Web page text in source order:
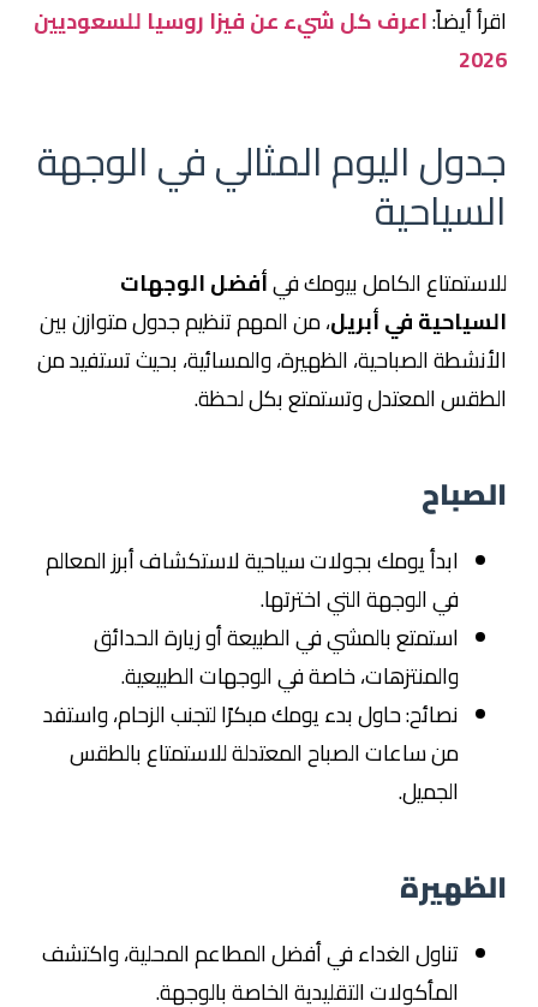
اقرأ أيضاً:اعرف كل شيء عن فيزا روسيا للسعوديين
2026
جدول اليوم المثالي في الوجهة
السياحية
للاستمتاع الكامل بيومك فيأفضل الوجهات
السياحية في أبريل، من المهم تنظيم جدول متوازن بين
الأنشطة الصباحية، الظهيرة، والمسائية، بحيث تستفيد من
الطقس المعتدل وتستمتع بكل لحظة.
الصباح
ابدأ يومك بجولات سياحية لاستكشاف أبرز المعالم
في الوجهة التي اخترتها.
استمتع بالمشي في الطبيعة أو زيارة الحدائق
والمنتزهات، خاصة في الوجهات الطبيعية.
نصائح: حاول بدء يومك مبكرًا لتجنب الزحام، واستفد
من ساعات الصباح المعتدلة للاستمتاع بالطقس
الجميل.
الظهيرة
تناول الغداء في أفضل المطاعم المحلية، واكتشف
المأكولات التقليدية الخاصة بالوجهة.